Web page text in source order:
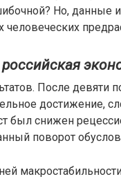
Но, данные и
После девяти
достижение,
был снижен
поворот